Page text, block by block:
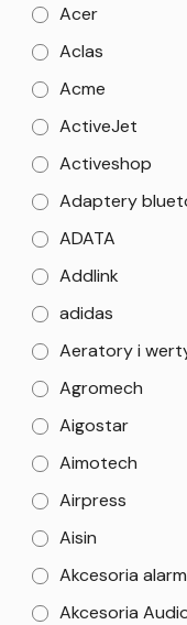
Acer
Aclas
Acme
ActiveJet
Activeshop
Adaptery
ADATA
Addlink
adidas
Aeratory i
Agromech
Aigostar
Aimotech
Airpress
Aisin
Akcesoria
Akcesoria